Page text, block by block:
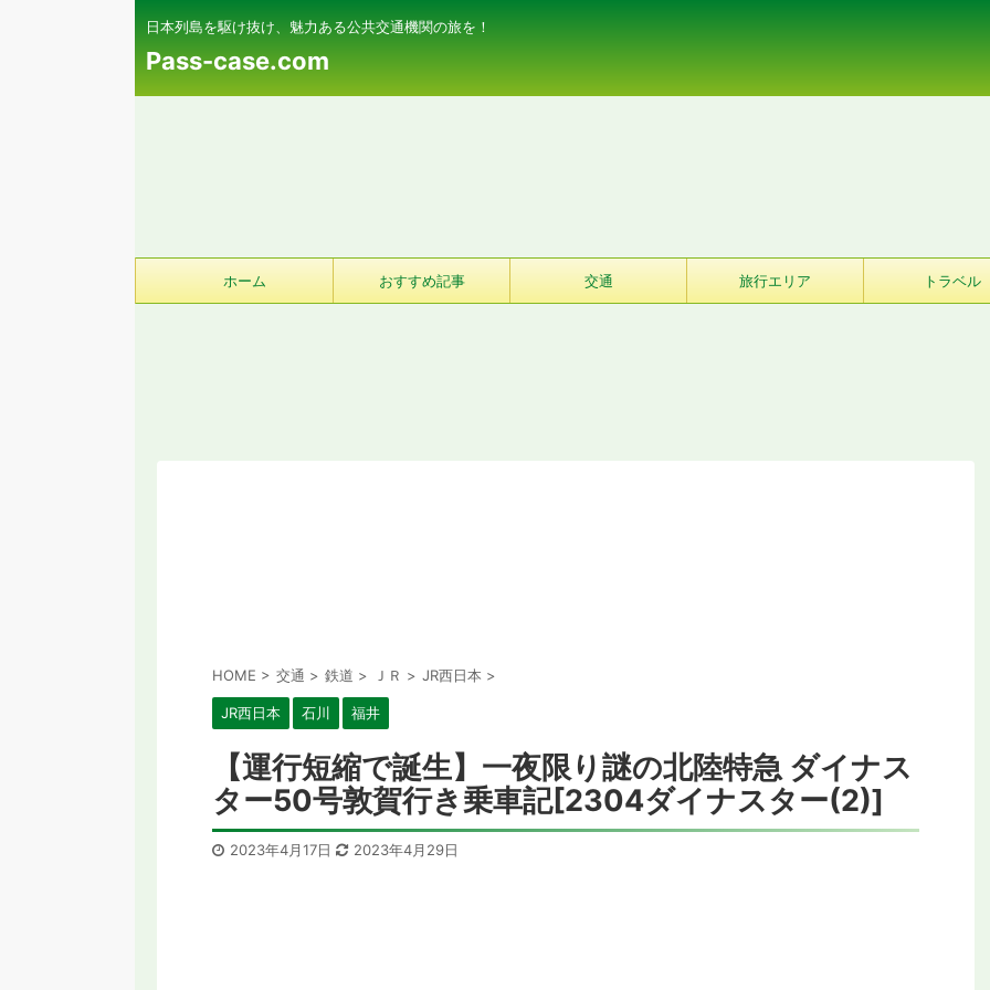
日本列島を駆け抜け、魅力ある公共交通機関の旅を！
Pass-case.com
ホーム おすすめ記事 交通 旅行エリア トラベル
HOME > 交通 > 鉄道 > ＪＲ > JR西日本 >
JR西日本 石川 福井
【運行短縮で誕生】一夜限り謎の北陸特急 ダイナス
ター50号敦賀行き乗車記[2304ダイナスター(2)]
2023年4月17日 2023年4月29日